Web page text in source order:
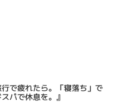
行で疲れたら。「寝落ち」で
パで休息を。』